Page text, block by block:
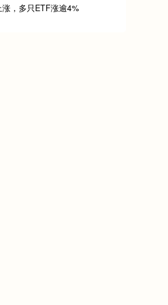
，多只ETF涨逾4%